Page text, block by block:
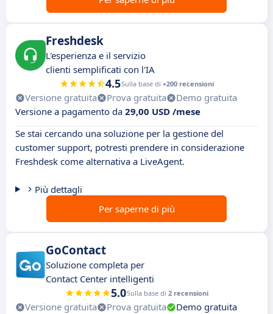
Freshdesk
L'esperienza e il servizio
clienti semplificati con l'IA
4.5Sulla base di +200 recensioni
Versione gratuita Prova gratuita
Demo gratuita
Versione a pagamento da 29,00 USD /mese
Se stai cercando una soluzione per la gestione del
customer support, potresti prendere in considerazione
Freshdesk come alternativa a LiveAgent.
Più dettagli
Per saperne di più
GoContact
Soluzione completa per
Contact Center intelligenti
5.0Sulla base di 2 recensioni
Versione gratuita Prova gratuita
Demo gratuita